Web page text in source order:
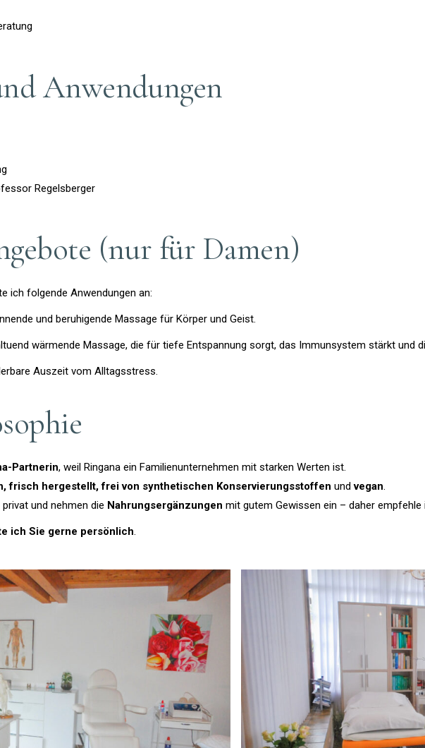
Anwendungen
Regelsberger
(nur für Damen)
ich folgende Anwendungen an:
und beruhigende Massage für Körper und Geist.
wärmende Massage, die für tiefe Entspannung sorgt, das Immunsystem stärkt und
Auszeit vom Alltagsstress.
Partnerin, weil Ringana ein Familienunternehmen mit starken Werten ist.
frisch hergestellt, frei von synthetischen Konservierungsstoffen undvegan.
und nehmen die Nahrungsergänzungen mit gutem Gewissen ein – daher empfehle
ich Sie gerne persönlich.